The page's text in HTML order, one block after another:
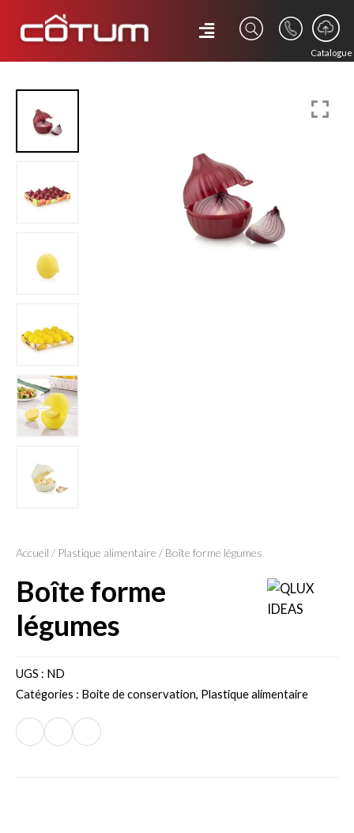
Catalogue
Accueil / Plastique alimentaire / Boîte forme légumes
boîte forme
légumes
UGS : ND
Catégories : Boite de conservation, Plastique alimentaire